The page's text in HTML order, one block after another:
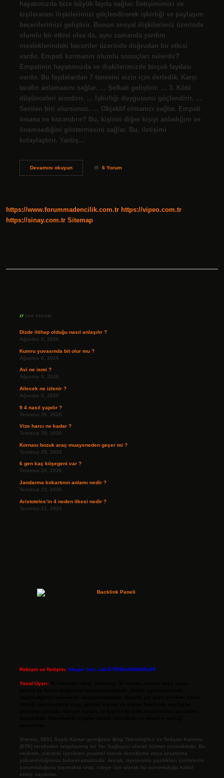
hayatımızda bize büyük fayda sağlar. İletişimimizi ve
kişilerarası ilişkilerimizi güçlendirerek işbirliği ve paylaşım
becerilerimizi geliştirir. Bunun sosyal ilişkilerimiz üzerinde
olumlu bir etkisi olsa da, aynı zamanda yardım
mesleklerindeki beceriler üzerinde doğrudan bir etkisi
vardır. Empati kurmanın olumlu sonuçları nelerdir?
Empatinin hayatımızda ve ilişkilerimizde birçok faydası
vardır. Bu faydalardan 7 tanesini sizin için derledik. Karşı
tarafın anlamasını sağlar. … Şefkati geliştirir. … 3. Kötü
düşünceleri arındırır. … İşbirliği duygusunu güçlendirir. …
Sevilen biri olursunuz. … Objektif olmanızı sağlar. Empati
insana ne kazandırır? Bu, kişinin diğer kişiyi anladığını ve
önemsediğini göstermesini sağlar. Bu, iletişimi
kolaylaştırır. Yanlış…
Devamını okuyunEmpati
6 Yorum
https://www.forummadencilik.com.tr https://vipeo.com.tr
https://sinay.com.tr Sitemap
Son Yazılar
Dizde iltihap olduğu nasıl anlaşılır ?
Ağustos 6, 2026
Kumru yuvasında bit olur mu ?
Ağustos 6, 2026
Avi ne ismi ?
Ağustos 5, 2026
Ailecek ne izlenir ?
Ağustos 3, 2026
9 4 nasıl yapılır ?
Temmuz 30, 2026
Vize harcı ne kadar ?
Temmuz 29, 2026
Kornası bozuk araç muayeneden geçer mi ?
Temmuz 25, 2026
6 gen kaç köşegeni var ?
Temmuz 24, 2026
Jandarma kokartının anlamı nedir ?
Temmuz 23, 2026
Aristoteles’in 4 neden ilkesi nedir ?
Temmuz 21, 2026
Reklam ve İletişim: Skype: live:.cid.575569c608265c69
Yasal Uyarı:
Sitemiz, 5651 Sayılı Kanun gereğince Bilgi Teknolojileri ve İletişim Kurumu
(BTK) tarafından onaylanmış bir Yer Sağlayıcı olarak hizmet vermektedir. Bu
nedenle, sitedeki içerikleri proaktif olarak denetleme veya araştırma
yükümlülüğümüz bulunmamaktadır. Ancak, üyelerimiz yazdıkları içeriklerin
sorumluluğunu taşımakta olup, siteye üye olarak bu sorumluluğu kabul
etmiş sayılırlar.